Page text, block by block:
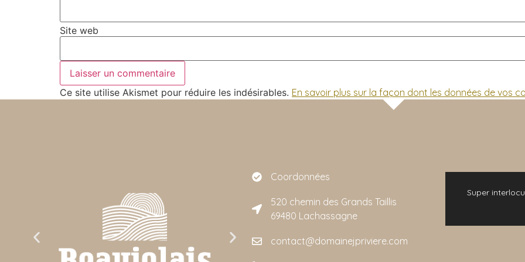
Site web
Ce site utilise Akismet pour réduire les indésirables. En savoir plus sur la façon dont les données de vos
Coordonnées
520 chemin des Grands Taillis
69480 Lachassagne
contact@domainejpriviere.com
est remarquable et son rapport qualité/prix est
imbattable.
Super